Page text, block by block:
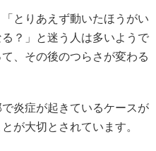
とりあえず動いたほうがい
？」と迷う人は多いようで
、その後のつらさが変わる
炎症が起きているケースが
が大切とされています。